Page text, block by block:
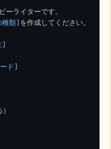
ーライターです。
類] を作成してください。
]
ド]